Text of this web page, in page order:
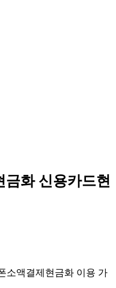
금화 신용카드현
소액결제현금화 이용 가